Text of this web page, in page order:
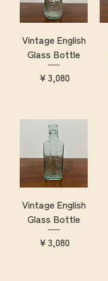
Vintage English
Glass Bottle
価格
￥3,080
Vintage English
Glass Bottle
価格
￥3,080